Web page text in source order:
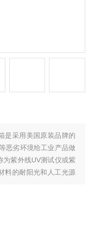
是采用美国原装品牌的
恶劣环境给工业产品做
为紫外线UV测试仪或紫
料的耐阳光和人工光源